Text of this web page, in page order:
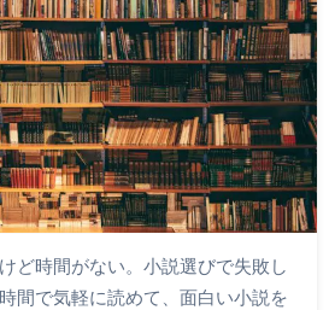
ど時間がない。小説選びで失敗し
間で気軽に読めて、面白い小説を